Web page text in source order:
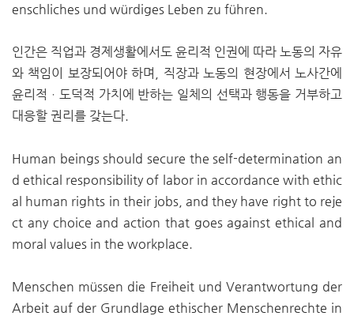
enschliches und würdiges Leben zu führen.
인간은 직업과 경제생활에서도 윤리적 인권에 따라 노동의 자유
와 책임이 보장되어야 하며, 직장과 노동의 현장에서 노사간에
윤리적ㆍ도덕적 가치에 반하는 일체의 선택과 행동을 거부하고
대응할 권리를 갖는다.
Human beings should secure the self-determination an
d ethical responsibility of labor in accordance with ethic
al human rights in their jobs, and they have right to reje
ct any choice and action that goes against ethical and
moral values in the workplace.
Menschen müssen die Freiheit und Verantwortung der
Arbeit auf der Grundlage ethischer Menschenrechte in